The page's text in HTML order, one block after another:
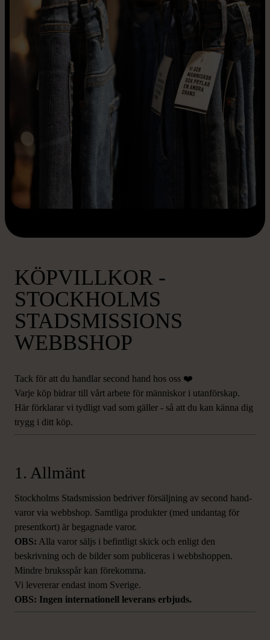
KÖPVILLKOR -
STOCKHOLMS
STADSMISSIONS
WEBBSHOP
Tack för att du handlar second hand hos oss ❤️
Varje köp bidrar till vårt arbete för människor i utanförskap.
Här förklarar vi tydligt vad som gäller - så att du kan känna dig
trygg i ditt köp.
1. Allmänt
Stockholms Stadsmission bedriver försäljning av second hand-
varor via webbshop. Samtliga produkter (med undantag för
presentkort) är begagnade varor.
OBS: Alla varor säljs i befintligt skick och enligt den
beskrivning och de bilder som publiceras i webbshoppen.
Mindre bruksspår kan förekomma.
Vi levererar endast inom Sverige.
OBS: Ingen internationell leverans erbjuds.